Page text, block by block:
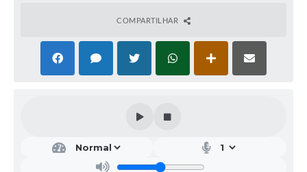
COMPARTILHAR